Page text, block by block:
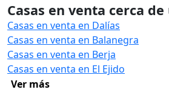
Casas en venta cerca
Casas en venta en Dalías
Casas en venta en Balanegra
Casas en venta en Berja
Casas en venta en El Ejido
Ver más